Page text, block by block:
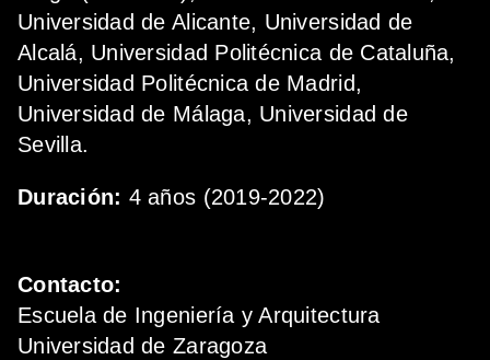
Universidad de Alicante, Universidad de
Alcalá, Universidad Politécnica de Cataluña,
Universidad Politécnica de Madrid,
Universidad de Málaga, Universidad de
Sevilla.
Duración: 4 años (2019-2022)
Contacto:
Escuela de Ingeniería y Arquitectura
Universidad de Zaragoza